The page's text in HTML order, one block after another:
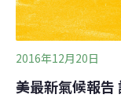
2016年12月20日
美最新氣候報